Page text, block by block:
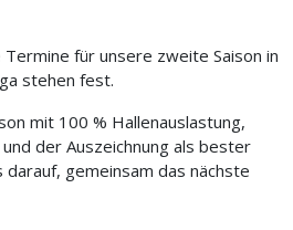
für unsere zweite Saison in
stehen fest.
mit 100 % Hallenauslastung,
der Auszeichnung als bester
gemeinsam das nächste